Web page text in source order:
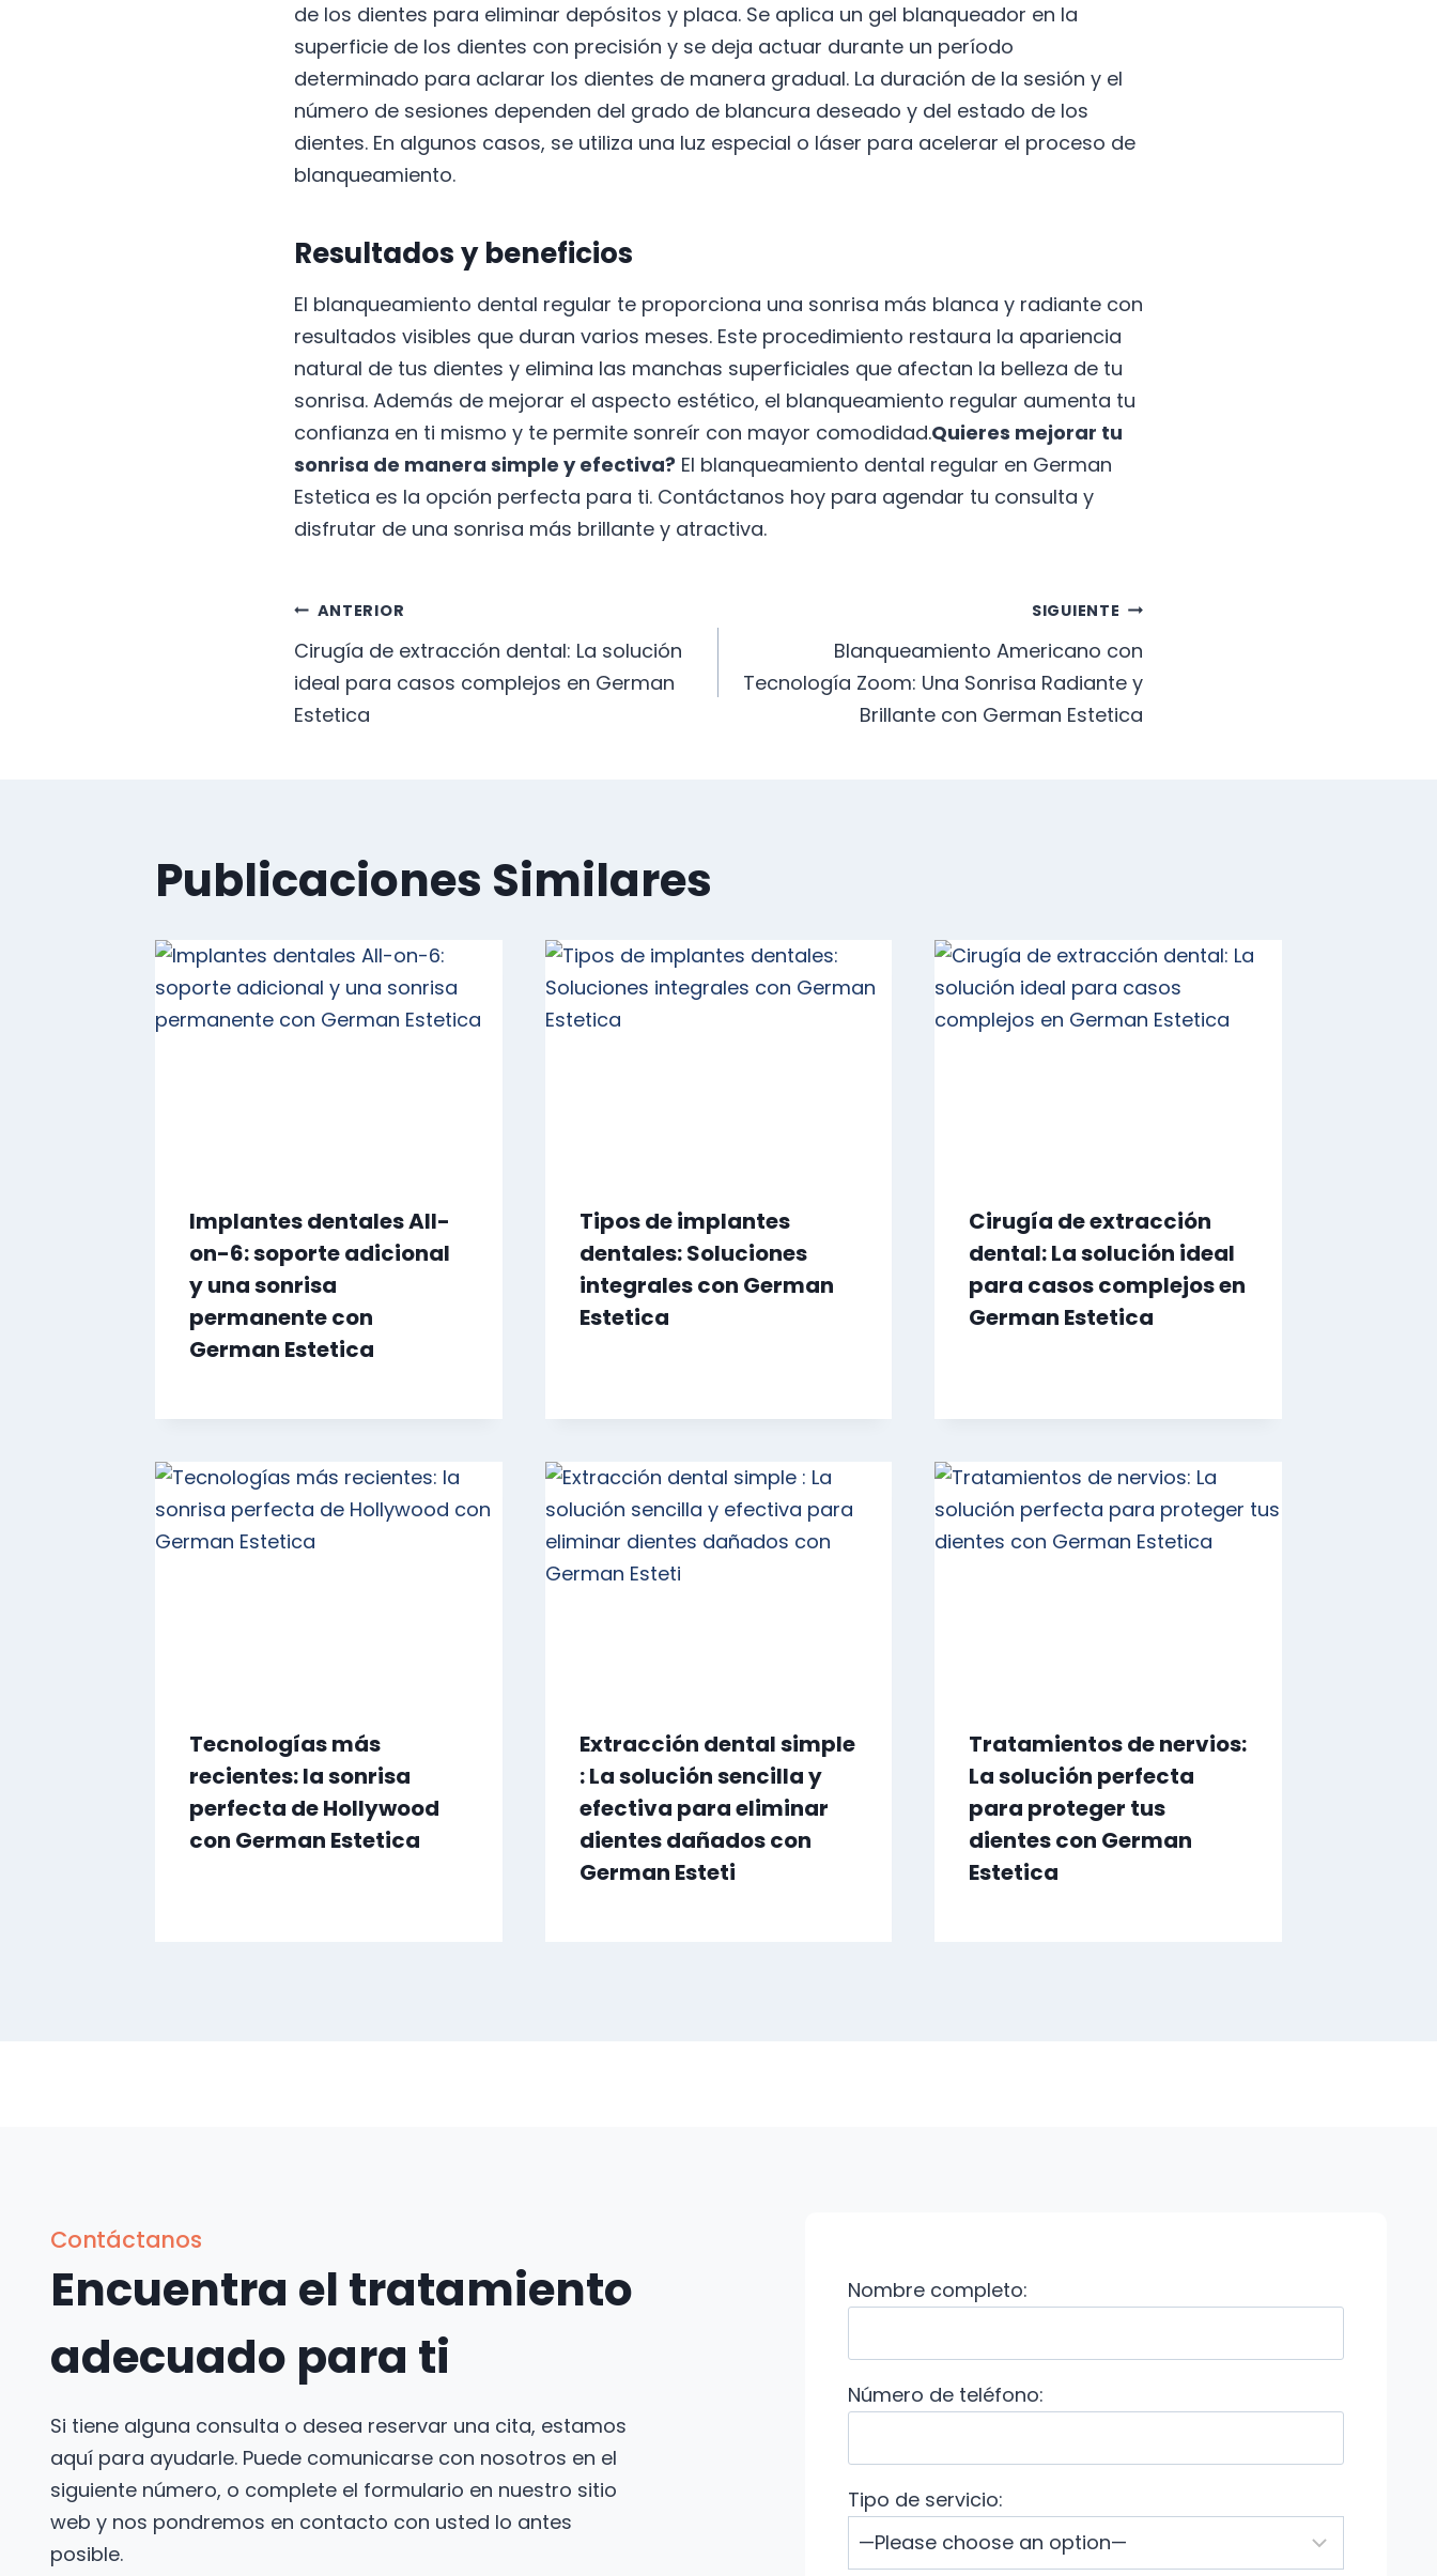
de los dientes para eliminar depósitos y placa. Se aplica un gel blanqueador en la
superficie de los dientes con precisión y se deja actuar durante un período
determinado para aclarar los dientes de manera gradual. La duración de la sesión y el
número de sesiones dependen del grado de blancura deseado y del estado de los
dientes. En algunos casos, se utiliza una luz especial o láser para acelerar el proceso de
blanqueamiento.
Resultados y beneficios
El blanqueamiento dental regular te proporciona una sonrisa más blanca y radiante con
resultados visibles que duran varios meses. Este procedimiento restaura la apariencia
natural de tus dientes y elimina las manchas superficiales que afectan la belleza de tu
sonrisa. Además de mejorar el aspecto estético, el blanqueamiento regular aumenta tu
confianza en ti mismo y te permite sonreír con mayor comodidad.Quieres mejorar tu
sonrisa de manera simple y efectiva? El blanqueamiento dental regular en German
Estetica es la opción perfecta para ti. Contáctanos hoy para agendar tu consulta y
disfrutar de una sonrisa más brillante y atractiva.
Navegación
de
ANTERIOR
Cirugía de extracción dental: La solución
ideal para casos complejos en German
Estetica
SIGUIENTE
Blanqueamiento Americano con
Tecnología Zoom: Una Sonrisa Radiante y
Brillante con German Estetica
Publicaciones Similares
Implantes dentales All-
on-6: soporte adicional
y una sonrisa
permanente con
German Estetica
Tipos de implantes
dentales: Soluciones
integrales con German
Estetica
Cirugía de extracción
dental: La solución ideal
para casos complejos en
German Estetica
Tecnologías más
recientes: la sonrisa
perfecta de Hollywood
con German Estetica
Extracción dental simple
: La solución sencilla y
efectiva para eliminar
dientes dañados con
German Esteti
Tratamientos de nervios:
La solución perfecta
para proteger tus
dientes con German
Estetica
Contáctanos
Encuentra el tratamiento
adecuado para ti
Si tiene alguna consulta o desea reservar una cita, estamos
aquí para ayudarle. Puede comunicarse con nosotros en el
siguiente número, o complete el formulario en nuestro sitio
web y nos pondremos en contacto con usted lo antes
posible.
Nombre completo:
Número de teléfono:
Tipo de servicio: